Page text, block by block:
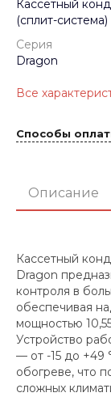
Кассетный
(сплит-система)
Серия
Dragon
Все
Способы
Описание
Кассетный
Dragon
контроля в
обеспечивая
мощностью
Устройство
— от -15 до +49
обогреве, что
сложных